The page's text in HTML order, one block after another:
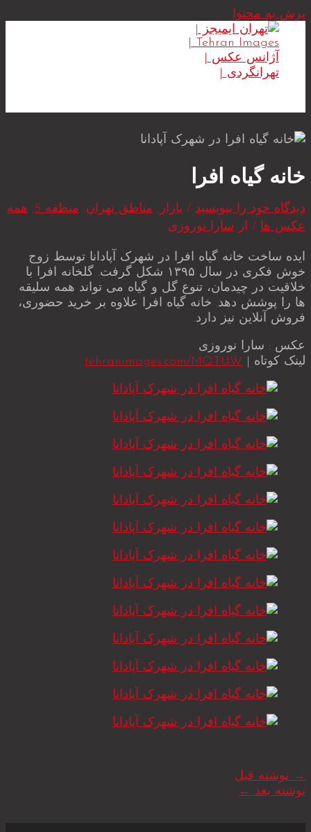
پرش به محتوا
خانه گیاه افرا
دیدگاه‌ خود را بنویسید / بازار , مناطق تهران, منطقه 5 , همه
عکس ها / از سارا نوروزی
ایده ساخت خانه گیاه افرا در شهرک آپادانا توسط زوج
خوش فکری در سال ۱۳۹۵ شکل گرفت. گلخانه افرا با
خلاقیت در چیدمان، تنوع گل و گیاه می تواند همه سلیقه
ها را پوشش دهد. خانه گیاه افرا علاوه بر خرید حضوری،
فروش آنلاین نیز دارد.
عکس : سارا نوروزی
لینک کوتاه | tehranimages.com/MQTUW
→ نوشته قبل
نوشته بعد ←